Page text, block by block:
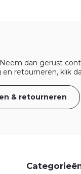
dan gerust
retourneren, klik
& retourneren